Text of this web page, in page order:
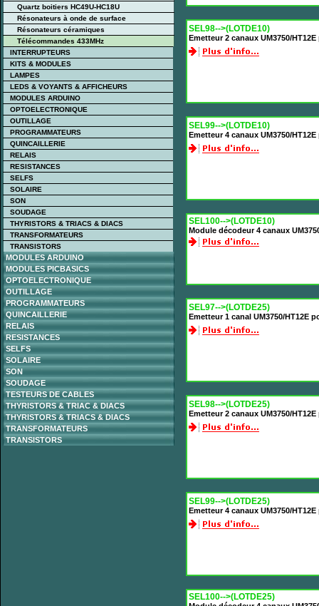
Quartz boitiers HC49U-HC18U
Résonateurs à onde de surface
Résonateurs céramiques
Télécommandes 433MHz
INTERRUPTEURS
KITS & MODULES
LAMPES
LEDS & VOYANTS & AFFICHEURS
MODULES ARDUINO
OPTOELECTRONIQUE
OUTILLAGE
PROGRAMMATEURS
QUINCAILLERIE
RELAIS
RESISTANCES
SELFS
SOLAIRE
SON
SOUDAGE
THYRISTORS & TRIACS & DIACS
TRANSFORMATEURS
TRANSISTORS
MODULES ARDUINO
MODULES PICBASICS
OPTOELECTRONIQUE
OUTILLAGE
PROGRAMMATEURS
QUINCAILLERIE
RELAIS
RESISTANCES
SELFS
SOLAIRE
SON
SOUDAGE
TESTEURS DE CABLES
THYRISTORS & TRIAC & DIACS
THYRISTORS & TRIACS & DIACS
TRANSFORMATEURS
TRANSISTORS
SEL98-->(LOTDE10)
Emetteur 2 canaux UM3750/
SEL99-->(LOTDE10)
Emetteur 4 canaux UM3750/
SEL100-->(LOTDE10)
Module décodeur 4 canaux
SEL97-->(LOTDE25)
Emetteur 1 canal UM3750/HT12E
SEL98-->(LOTDE25)
Emetteur 2 canaux UM3750/
SEL99-->(LOTDE25)
Emetteur 4 canaux UM3750/
SEL100-->(LOTDE25)